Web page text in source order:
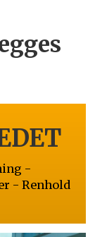
-
- Renhold